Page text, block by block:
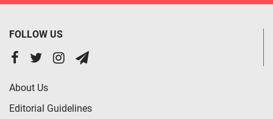
FOLLOW US
About Us
Editorial Guidelines